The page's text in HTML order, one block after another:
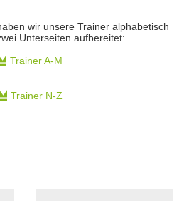
wir unsere Trainer alphabetisch
Unterseiten aufbereitet:
Trainer A-M
Trainer N-Z